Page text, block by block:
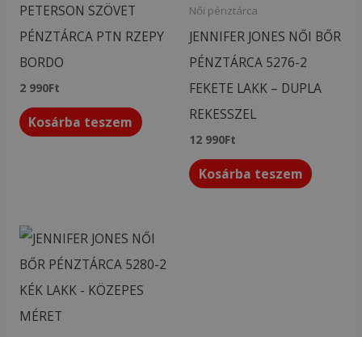
PETERSON SZÖVET
PÉNZTÁRCA PTN RZEPY
BORDO
2 990Ft
Kosárba teszem
Női pénztárca
JENNIFER JONES NŐI BŐR
PÉNZTÁRCA 5276-2
FEKETE LAKK – DUPLA
REKESSZEL
12 990Ft
Kosárba teszem